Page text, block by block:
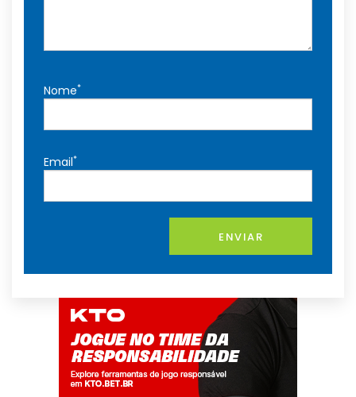
Nome*
Email*
ENVIAR